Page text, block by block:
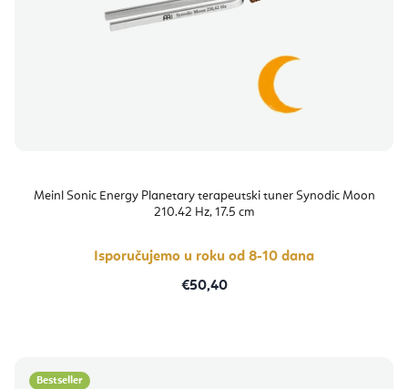
Meinl Sonic Energy Planetary terapeutski tuner Synodic Moon
210.42 Hz, 17.5 cm
Isporučujemo u roku od 8-10 dana
€50,40
Bestseller